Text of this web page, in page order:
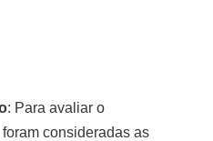
: Para avaliar o
consideradas as